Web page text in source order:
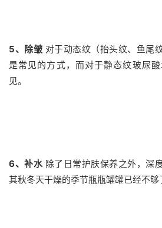
5、除皱 对于动态纹（抬头纹、鱼尾
是常见的方式，而对于静态纹玻尿
见。
6、补水除了日常护肤保养之外，深
其秋冬天干燥的季节瓶瓶罐罐已经不够